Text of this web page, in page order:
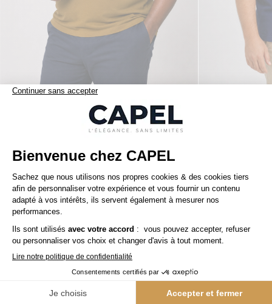
Polo Interlock Grande Taille Marron Café
Nos clients aiment aussi